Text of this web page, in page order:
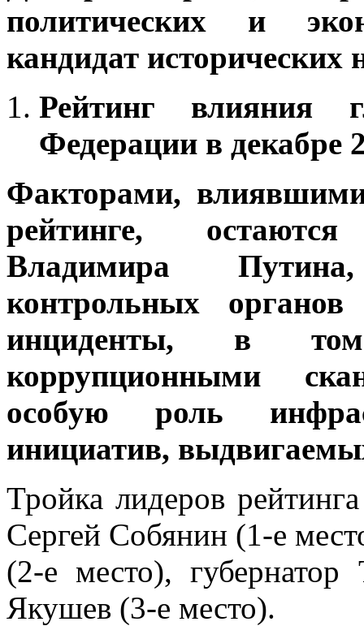
политических и
кандидат исторических
Рейтинг влияния
Федерации в декабре
Факторами,
рейтинге,
Владимира
контрольных
инциденты, в
коррупционными
особую роль
инициатив,
Тройка лидеров
Сергей Собянин (1-е
(2-е место),
Якушев (3-е место).